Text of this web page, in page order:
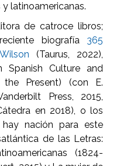
latinoamericanas.
de catroce libros;
biografía 365
(Taurus, 2022),
Spanish Culture and
Present) (con E.
Press, 2015,
en 2018), o los
nación para este
de las Letras:
(1824-